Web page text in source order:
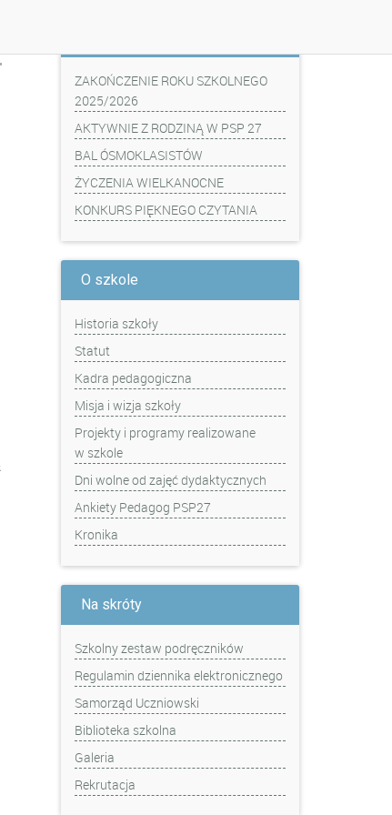
ZAKOŃCZENIE ROKU SZKOLNEGO
2025/2026
AKTYWNIE Z RODZINĄ W PSP 27
BAL ÓSMOKLASISTÓW
ŻYCZENIA WIELKANOCNE
KONKURS PIĘKNEGO CZYTANIA
O szkole
Historia szkoły
Statut
Kadra pedagogiczna
Misja i wizja szkoły
Projekty i programy realizowane
w szkole
Dni wolne od zajęć dydaktycznych
Ankiety Pedagog PSP27
Kronika
Na skróty
Szkolny zestaw podręczników
Regulamin dziennika elektronicznego
Samorząd Uczniowski
Biblioteka szkolna
Galeria
Rekrutacja